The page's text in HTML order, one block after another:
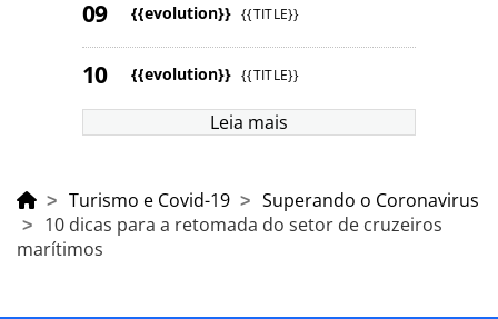
{{evolution}} {{TITLE}}
{{evolution}} {{TITLE}}
Leia mais
Turismo e Covid-19
Superando o Coronavirus
10 dicas para a retomada do setor de cruzeiros
marítimos